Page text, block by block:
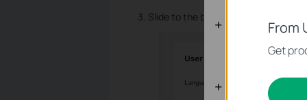
3. Slide to the bottom of the page, find
From
Get
Cookie-uri
Aceste cookie-
Cookie-uri